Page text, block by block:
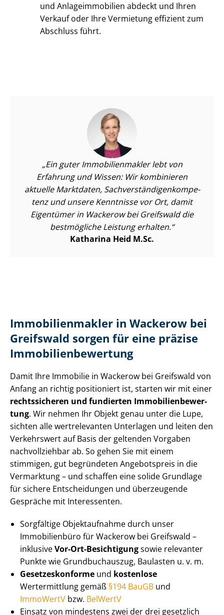
und An­la­ge­im­mo­bi­li­en abdeckt und Ihren
Verkauf oder Ihre Vermietung effizient zum
Abschluss führt.
Ein guter Im­mo­bi­li­en­mak­ler lebt von
Erfahrung und Wissen: Wir kombinieren
aktuelle Marktdaten, Sach­ver­stän­di­gen­kom­pe­
tenz und unsere Kenntnisse vor Ort, damit
Eigentümer in Wackerow bei Greifswald die
bestmögliche Leistung erhalten.
Katharina Heid M.Sc.
Im­mo­bi­li­en­mak­ler in Wackerow bei
Greifswald sorgen für eine präzise
Im­mo­bi­li­en­be­wer­tung
Damit Ihre Immobilie in Wackerow bei Greifswald von
Anfang an richtig positioniert ist, starten wir mit einer
rechtssicheren und fundierten Im­mo­bi­li­en­be­wer­
tung. Wir nehmen Ihr Objekt genau unter die Lupe,
sichten alle wertrelevanten Unterlagen und leiten den
Verkehrswert auf Basis der geltenden Vorgaben
nachvollziehbar ab. So gehen Sie mit einem
stimmigen, gut begründeten Angebotspreis in die
Vermarktung – und schaffen eine solide Grundlage
für sichere Entscheidungen und überzeugende
Gespräche mit Interessenten.
Sorgfältige Objektaufnahme durch unser
Immobilienbüro für Wackerow bei Greifswald –
inklusiveVor-Ort-Besichtigungsowie relevanter
Punkte wie Grundbuchauszug, Baulasten u. v. m.
Ge­set­zes­kon­for­me und kostenlose
Wertermittlung gemäß §194 BauGB und
ImmoWertV bzw. BelWertV
Einsatz von mindestens zwei der drei gesetzlich